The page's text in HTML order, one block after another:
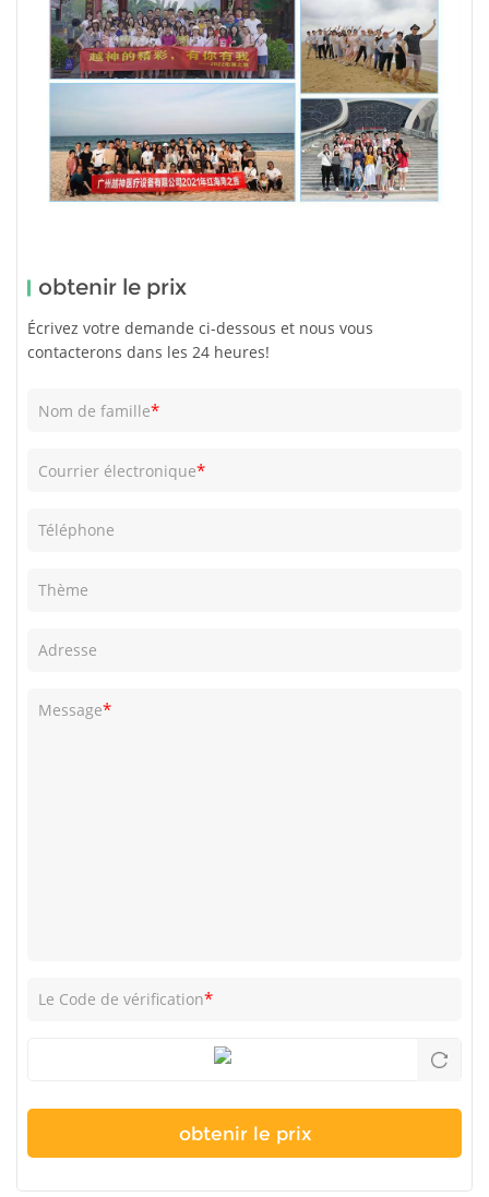
obtenir le prix
Écrivez votre demande ci-dessous et nous vous
contacterons dans les 24 heures!
Nom de famille*
Courrier électronique*
Téléphone
Thème
Adresse
Message*
Le Code de vérification*